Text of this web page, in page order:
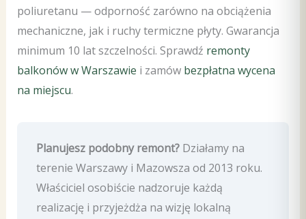
poliuretanu — odporność zarówno na obciążenia
mechaniczne, jak i ruchy termiczne płyty. Gwarancja
minimum 10 lat szczelności. Sprawdź remonty
balkonów w Warszawie i zamów bezpłatna wycena
na miejscu.
Planujesz podobny remont?Działamy na
terenie Warszawy i Mazowsza od 2013 roku.
Właściciel osobiście nadzoruje każdą
realizację i przyjeżdża na wizję lokalną